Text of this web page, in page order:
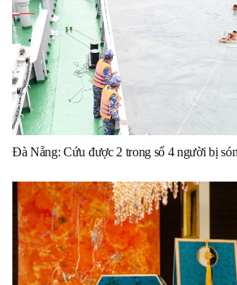
Đà Nẵng: Cứu được 2 trong số 4 người bị